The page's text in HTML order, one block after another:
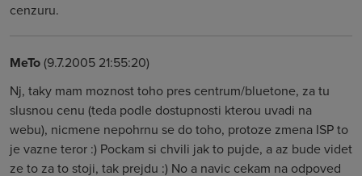
cenzuru.
MeTo(9.7.2005 21:55:20)
Nj, taky mam moznost toho pres centrum/bluetone, za tu
slusnou cenu (teda podle dostupnosti kterou uvadi na
webu), nicmene nepohrnu se do toho, protoze zmena ISP to
je vazne teror :) Pockam si chvili jak to pujde, a az bude videt
ze to za to stoji, tak prejdu :) No a navic cekam na odpoved